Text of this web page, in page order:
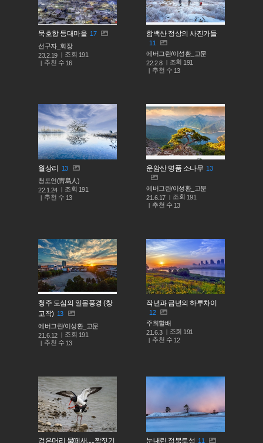
묵호항 등대마을 17
선구자_회장
23.2.19
조회 191
추천 수 16
함백산 정상의 사진가들
11
에버그린/이성환_고문
22.2.8
조회 191
추천 수 13
월상리 13
청도인(靑島人)
22.1.24
조회 191
추천 수 13
운암산 명품 소나무 13
에버그린/이성환_고문
21.6.17
조회 191
추천 수 13
청주 도심의 일몰풍경 (창
고작) 13
에버그린/이성환_고문
21.6.12
조회 191
추천 수 13
작년과 금년의 하루차이
12
주희할배
21.6.3
조회 191
추천 수 12
검은머리 물떼새.....짝짓기 눈내린 정북토성 11